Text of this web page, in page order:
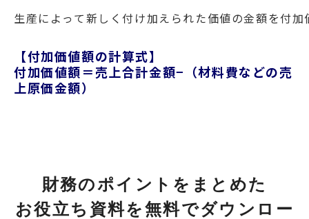
生産によって新しく付け加えられた価値の金額を付
【付加価値額の計算式】
付加価値額＝売上合計金額−（材料費などの売
上原価金額）
財務のポイントをまとめた
お役立ち資料を無料でダウンロー